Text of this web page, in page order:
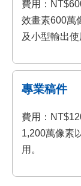
費用：
效畫素600萬
及小型輸出使
專業稿件
費用：
1,200萬像素
用。